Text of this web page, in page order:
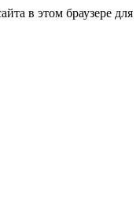
в этом браузере для